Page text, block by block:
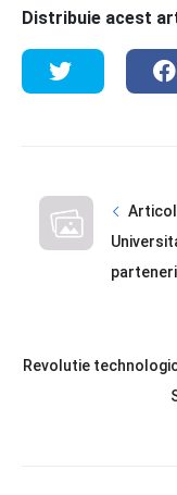
Distribuie acest
Revolutie